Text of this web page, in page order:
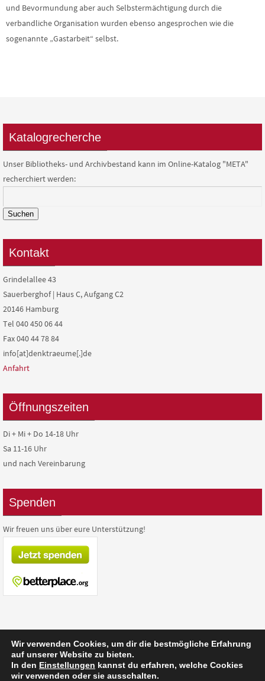
und Bevormundung aber auch Selbstermächtigung durch die
verbandliche Organisation wurden ebenso angesprochen wie die
sogenannte „Gastarbeit“ selbst.
Katalogrecherche
Unser Bibliotheks- und Archivbestand kann im Online-Katalog "META"
recherchiert werden:
Suchen
Kontakt
Grindelallee 43
Sauerberghof | Haus C, Aufgang C2
20146 Hamburg
Tel 040 450 06 44
Fax 040 44 78 84
info[at]denktraeume[.]de
Anfahrt
Öffnungszeiten
Di + Mi + Do 14-18 Uhr
Sa 11-16 Uhr
und nach Vereinbarung
Spenden
Wir freuen uns über eure Unterstützung!
Präsentiert vonNirvana&WordPress.
Wir verwenden Cookies, um dir die bestmögliche Erfahrung
auf unserer Website zu bieten.
In den Einstellungen kannst du erfahren, welche Cookies
wir verwenden oder sie ausschalten.